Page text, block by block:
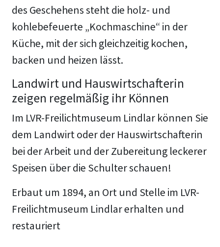
des Geschehens steht die holz- und
kohlebefeuerte „Kochmaschine“ in der
Küche, mit der sich gleichzeitig kochen,
backen und heizen lässt.
Landwirt und Hauswirtschafterin
zeigen regelmäßig ihr Können
Im LVR-Freilichtmuseum Lindlar können Sie
dem Landwirt oder der Hauswirtschafterin
bei der Arbeit und der Zubereitung leckerer
Speisen über die Schulter schauen!
Erbaut um 1894, an Ort und Stelle im LVR-
Freilichtmuseum Lindlar erhalten und
restauriert